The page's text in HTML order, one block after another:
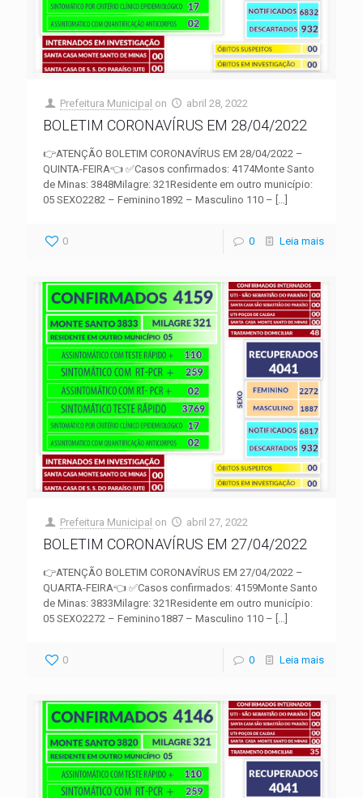
Prefeitura Municipal on abril 28, 2022
BOLETIM CORONAVÍRUS EM 28/04/2022
👉ATENÇÃO BOLETIM CORONAVÍRUS EM 28/04/2022 –
QUINTA-FEIRA👈 ✅Casos confirmados: 4174Monte Santo
de Minas: 3848Milagre: 321Residente em outro município:
05 SEXO2282 – Feminino1892 – Masculino 110 –
0 0 Leia mais
Prefeitura Municipal on abril 27, 2022
BOLETIM CORONAVÍRUS EM 27/04/2022
👉ATENÇÃO BOLETIM CORONAVÍRUS EM 27/04/2022 –
QUARTA-FEIRA👈 ✅Casos confirmados: 4159Monte Santo
de Minas: 3833Milagre: 321Residente em outro município:
05 SEXO2272 – Feminino1887 – Masculino 110 – […]
0 0 Leia mais